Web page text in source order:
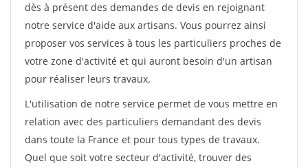
dès à présent des demandes de devis en rejoignant
notre service d'aide aux artisans. Vous pourrez ainsi
proposer vos services à tous les particuliers proches de
votre zone d'activité et qui auront besoin d'un artisan
pour réaliser leurs travaux.
L'utilisation de notre service permet de vous mettre en
relation avec des particuliers demandant des devis
dans toute la France et pour tous types de travaux.
Quel que soit votre secteur d'activité, trouver des